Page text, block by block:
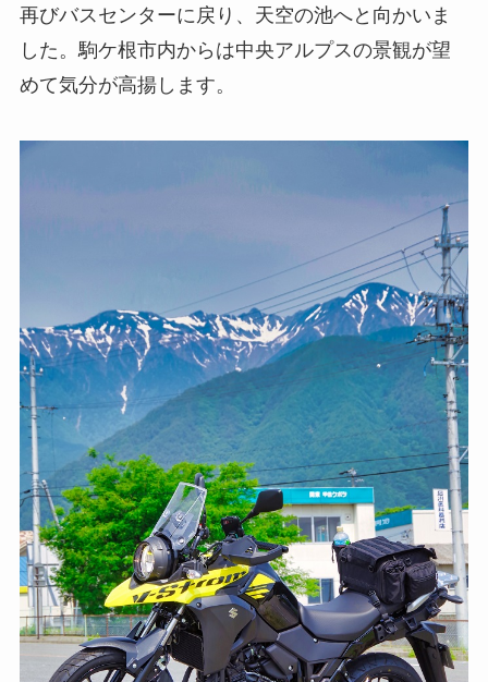
再びバスセンターに戻り、天空の池へと向かいま
した。駒ケ根市内からは中央アルプスの景観が望
めて気分が高揚します。